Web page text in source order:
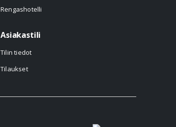
Rengashotelli
Asiakastili
Tilin tiedot
Tilaukset